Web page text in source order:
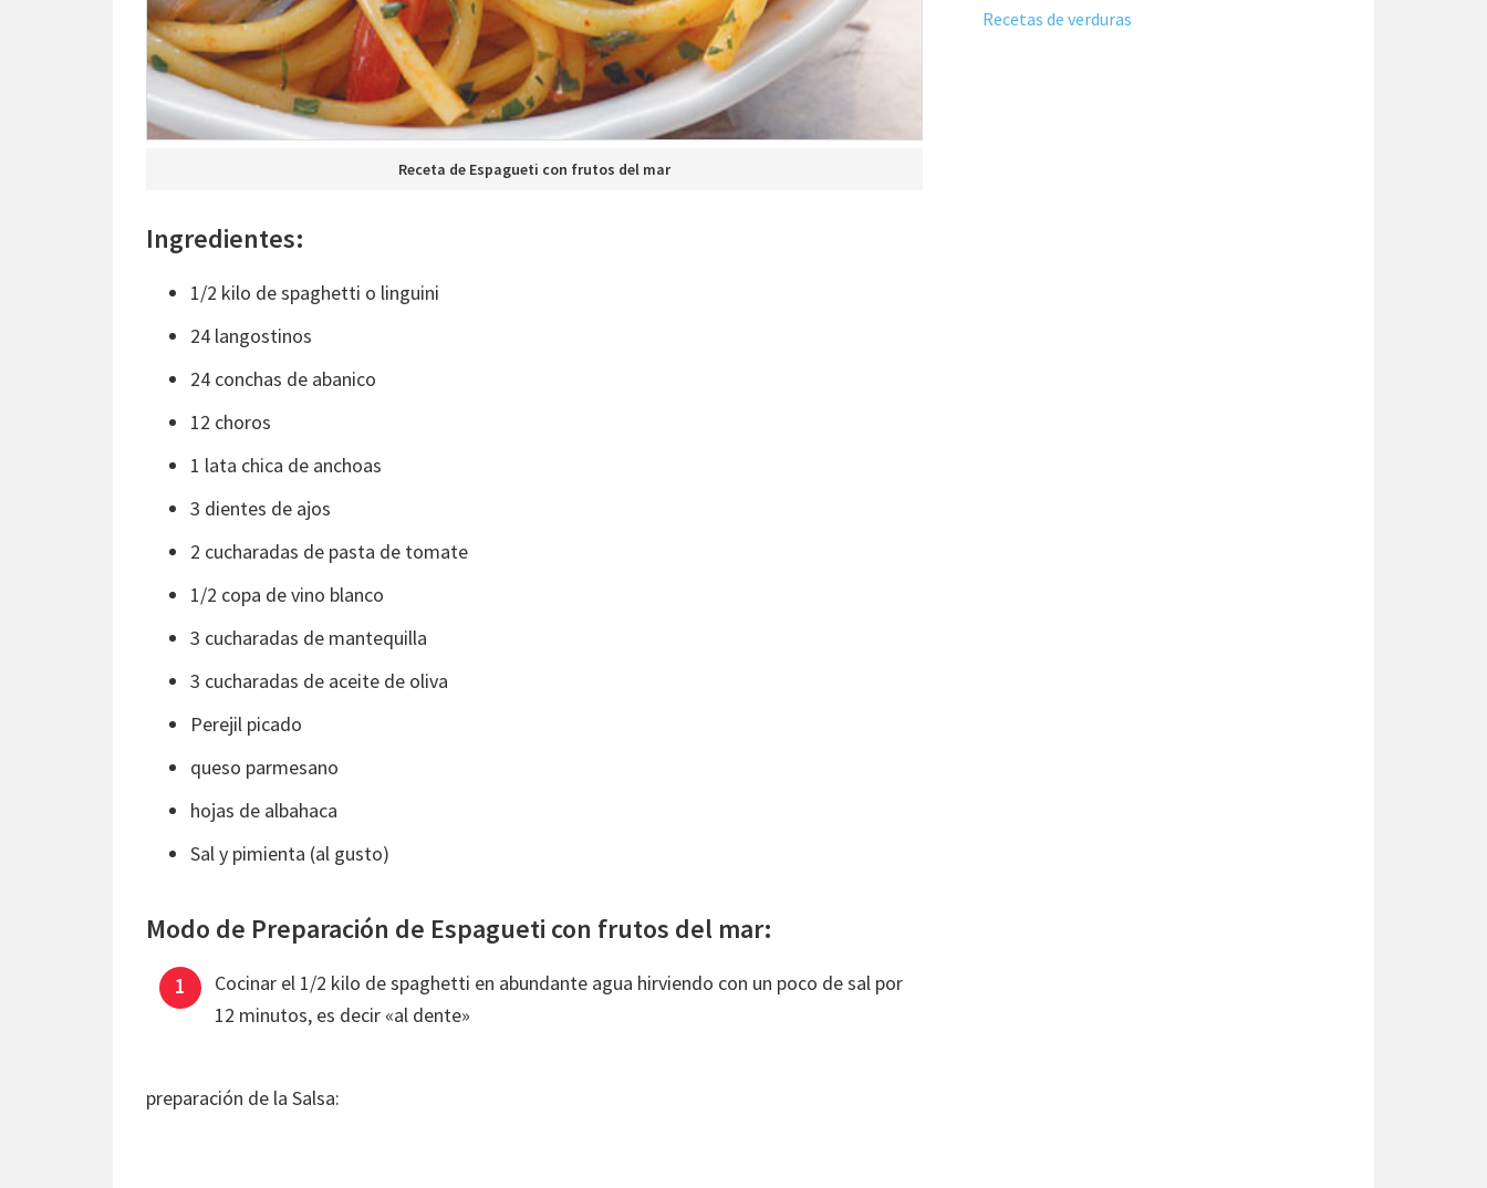
Receta de Espagueti con frutos del mar
Ingredientes:
1/2 kilo de spaghetti o linguini
24 langostinos
24 conchas de abanico
12 choros
1 lata chica de anchoas
3 dientes de ajos
2 cucharadas de pasta de tomate
1/2 copa de vino blanco
3 cucharadas de mantequilla
3 cucharadas de aceite de oliva
Perejil picado
queso parmesano
hojas de albahaca
Sal y pimienta (al gusto)
Modo de Preparación de Espagueti con frutos del mar:
Cocinar el 1/2 kilo de spaghetti en abundante agua hirviendo con un poco de sal por
12 minutos, es decir «al dente»
preparación de la Salsa:
Recetas de verduras